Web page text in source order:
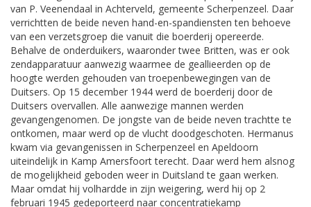
van P. Veenendaal in Achterveld, gemeente Scherpenzeel. Daar
verrichtten de beide neven hand-en-spandiensten ten behoeve
van een verzetsgroep die vanuit die boerderij opereerde.
Behalve de onderduikers, waaronder twee Britten, was er ook
zendapparatuur aanwezig waarmee de geallieerden op de
hoogte werden gehouden van troepenbewegingen van de
Duitsers. Op 15 december 1944 werd de boerderij door de
Duitsers overvallen. Alle aanwezige mannen werden
gevangengenomen. De jongste van de beide neven trachtte te
ontkomen, maar werd op de vlucht doodgeschoten. Hermanus
kwam via gevangenissen in Scherpenzeel en Apeldoorn
uiteindelijk in Kamp Amersfoort terecht. Daar werd hem alsnog
de mogelijkheid geboden weer in Duitsland te gaan werken.
Maar omdat hij volhardde in zijn weigering, werd hij op 2
februari 1945 gedeporteerd naar concentratiekamp